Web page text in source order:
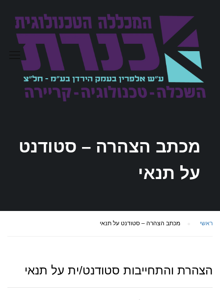
מכתב הצהרה – סטודנט
על תנאי‎
ראשי מכתב הצהרה – סטודנט על תנאי‎
הצהרת והתחייבות סטודנט/ית על תנאי